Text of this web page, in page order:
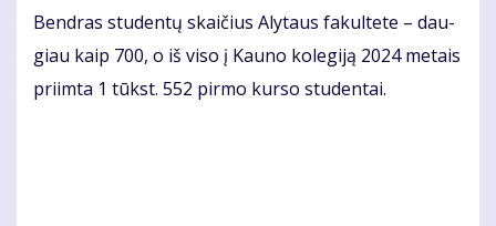
Ben­dras stu­den­tų skai­čius Aly­taus fa­kul­te­te – dau­
giau kaip 700, o iš vi­so į Kau­no ko­le­gi­ją 2024 me­tais
pri­im­ta 1 tūkst. 552 pir­mo kur­so stu­den­tai.